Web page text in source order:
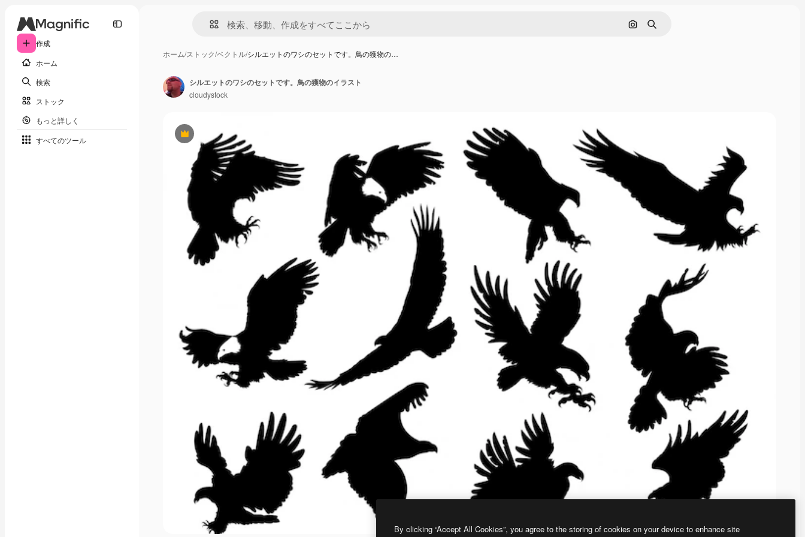
作成
ホーム
検索
ストック
もっと詳しく
すべてのツール
画像で検索
検索
ホーム/ストック/ベクトル/シルエットのワシのセットです。鳥の獲物の…
Premium
シルエットのワシのセットです。鳥の獲物のイラスト
cloudystock
By clicking “Accept All Cookies”, you agree to the storing of cookies on your device to enhance site